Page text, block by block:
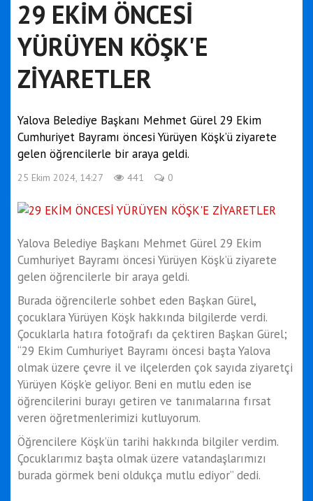
29 EKİM ÖNCESİ
YÜRÜYEN KÖŞK'E
ZİYARETLER
Yalova Belediye Başkanı Mehmet Gürel 29 Ekim
Cumhuriyet Bayramı öncesi Yürüyen Köşk’ü ziyarete
gelen öğrencilerle bir araya geldi.
25 Ekim 2024, 14:27 441 0
Yalova Belediye Başkanı Mehmet Gürel 29 Ekim
Cumhuriyet Bayramı öncesi Yürüyen Köşk’ü ziyarete
gelen öğrencilerle bir araya geldi.
Burada öğrencilerle sohbet eden Başkan Gürel,
çocuklara Yürüyen Köşk hakkında bilgilerde verdi.
Çocuklarla hatıra fotoğrafı da çektiren Başkan Gürel;
“29 Ekim Cumhuriyet Bayramı öncesi başta Yalova
olmak üzere çevre il ve ilçelerden çok sayıda ziyaretçi
Yürüyen Köşk’e geliyor. Beni en mutlu eden ise
öğrencilerini burayı getiren ve tanımalarına fırsat
veren öğretmenlerimizi kutluyorum.
Öğrencilere Köşk’ün tarihi hakkında bilgiler verdim.
Çocuklarımız başta olmak üzere vatandaşlarımızı
burada görmek beni oldukça mutlu ediyor” dedi.